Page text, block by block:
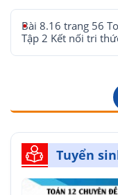
Bài 8.16 trang 56
Tập 2 Kết nối tri
Tuyển